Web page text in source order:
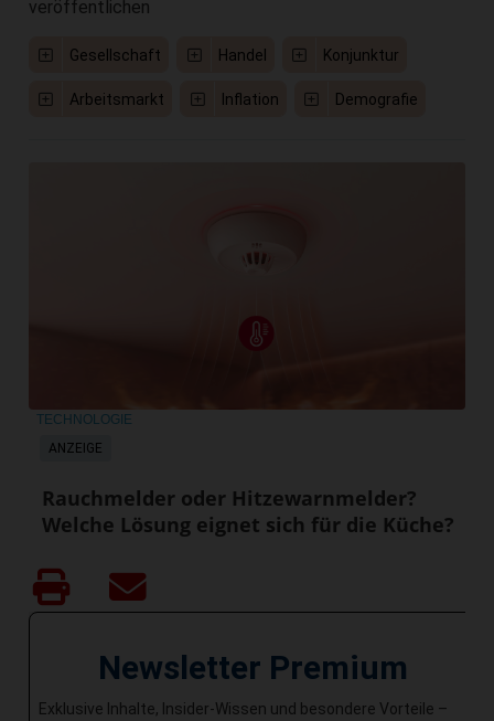
veröffentlichen
Gesellschaft Handel Konjunktur
Arbeitsmarkt Inflation Demografie
ANZEIGE
TECHNOLOGIE
Rauchmelder oder Hitzewarnmelder?
Welche Lösung eignet sich für die Küche?
Newsletter Premium
Exklusive Inhalte, Insider-Wissen und besondere Vorteile –